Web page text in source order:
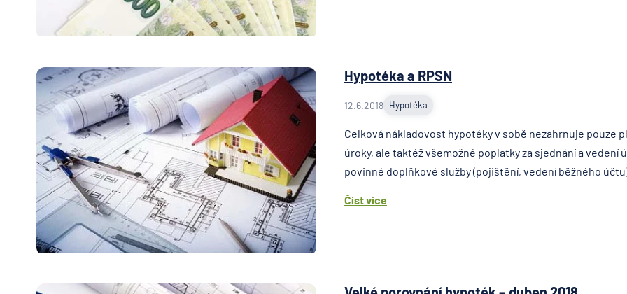
Hypotéka a RPSN
12.6.2018 Hypotéka
Celková nákladovost hypotéky v sobě nezahrnuje pouze
úroky, ale taktéž všemožné poplatky za sjednání a vedení
povinné doplňkové služby (pojištění, vedení běžného účtu).
Číst více